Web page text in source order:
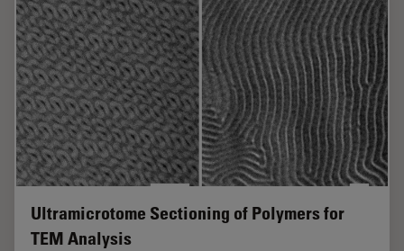
Ultramicrotome Sectioning of Polymers for
TEM Analysis